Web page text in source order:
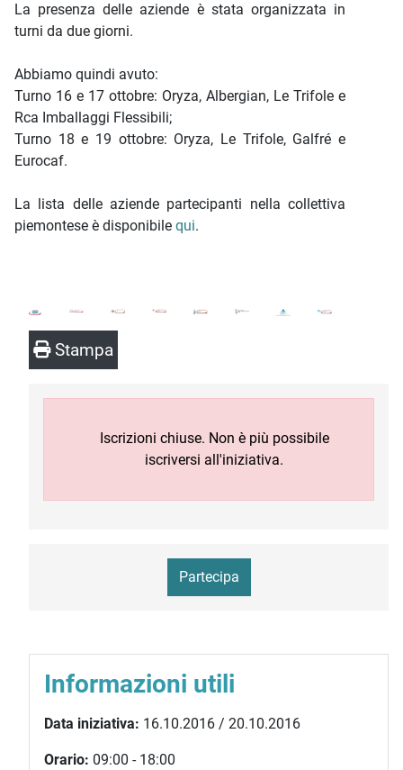
La presenza delle aziende è stata organizzata in
turni da due giorni.
Abbiamo quindi avuto:
Turno 16 e 17 ottobre: Oryza, Albergian, Le Trifole e
Rca Imballaggi Flessibili;
Turno 18 e 19 ottobre: Oryza, Le Trifole, Galfré e
Eurocaf.
La lista delle aziende partecipanti nella collettiva
piemontese è disponibile qui.
Stampa
Iscrizioni chiuse. Non è più possibile
iscriversi all'iniziativa.
Partecipa
Informazioni utili
Data iniziativa: 16.10.2016 / 20.10.2016
Orario: 09:00 - 18:00